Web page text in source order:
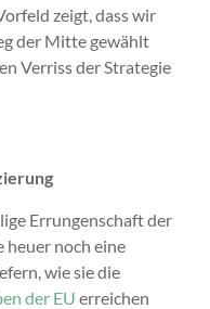
zeigt, dass wir
der Mitte gewählt
Verriss der Strategie
Errungenschaft der
heuer noch eine
wie sie die
der EU erreichen